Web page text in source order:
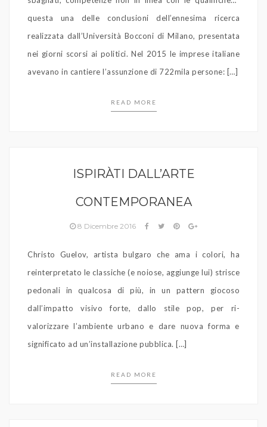
questa una delle conclusioni dell’ennesima ricerca
realizzata dall’Università Bocconi di Milano, presentata
nei giorni scorsi ai politici. Nel 2015 le imprese italiane
avevano in cantiere l’assunzione di 722mila persone: […]
READ MORE
ISPIRÀTI DALL’ARTE
CONTEMPORANEA
8 Dicembre 2016
Christo Guelov, artista bulgaro che ama i colori, ha
reinterpretato le classiche (e noiose, aggiunge lui) strisce
pedonali in qualcosa di più, in un pattern giocoso
dall’impatto visivo forte, dallo stile pop, per ri-
valorizzare l’ambiente urbano e dare nuova forma e
significato ad un’installazione pubblica. […]
READ MORE